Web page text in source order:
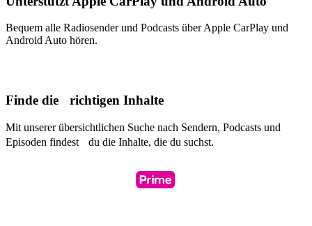
Bequem alle Radiosender und Podcasts über Apple CarPlay und
Android Auto hören.
Finde die richtigen Inhalte
Mit unserer übersichtlichen Suche nach Sendern, Podcasts und
Episoden findest du die Inhalte, die du suchst.